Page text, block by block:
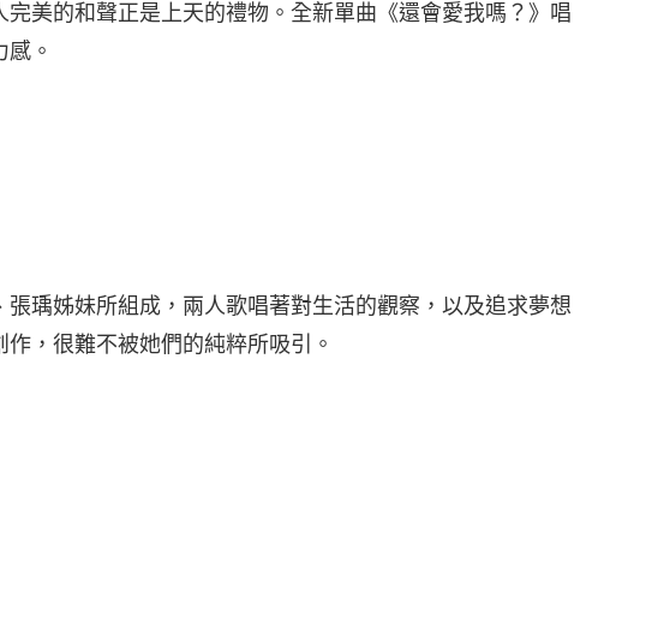
美的和聲正是上天的禮物。全新單曲《還會愛我嗎？》唱
。
瑀姊妹所組成，兩人歌唱著對生活的觀察，以及追求夢想
，很難不被她們的純粹所吸引。